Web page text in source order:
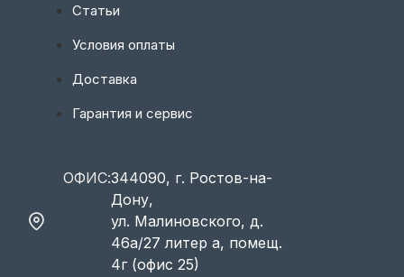
Статьи
Условия оплаты
Доставка
Гарантия и сервис
ОФИС:344090, г. Ростов-на-
Дону,
ул. Малиновского, д.
46а/27 литер а, помещ.
4г (офис 25)